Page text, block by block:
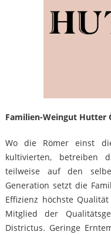
Familien-Weingut Hutter
Wo die Römer einst
kultivierten, betreiben
teilweise auf den
Generation setzt die
Effizienz höchste
Mitglied der
Districtus. Geringe